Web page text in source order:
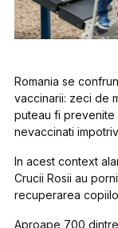
Romania se
vaccinarii: zeci de
puteau fi prevenite
nevaccinati
In acest context
Crucii Rosii au
recuperarea
Aproape 700